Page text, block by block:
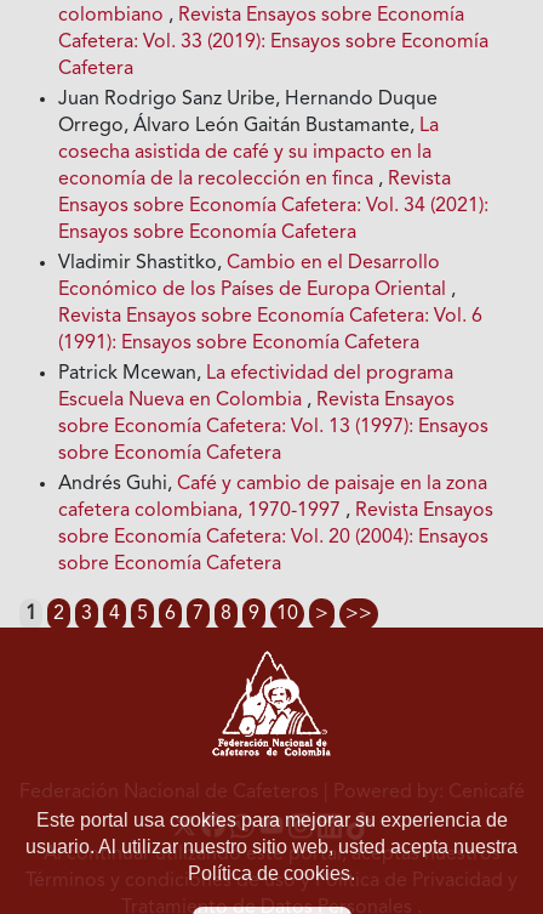
colombiano , Revista Ensayos sobre Economía
Cafetera: Vol. 33 (2019): Ensayos sobre Economía
Cafetera
Juan Rodrigo Sanz Uribe, Hernando Duque
Orrego, Álvaro León Gaitán Bustamante, La
cosecha asistida de café y su impacto en la
economía de la recolección en finca , Revista
Ensayos sobre Economía Cafetera: Vol. 34 (2021):
Ensayos sobre Economía Cafetera
Vladimir Shastitko,Cambio en el Desarrollo
Económico de los Países de Europa Oriental ,
Revista Ensayos sobre Economía Cafetera: Vol. 6
(1991): Ensayos sobre Economía Cafetera
Patrick Mcewan, La efectividad del programa
Escuela Nueva en Colombia , Revista Ensayos
sobre Economía Cafetera: Vol. 13 (1997): Ensayos
sobre Economía Cafetera
Andrés Guhi,Café y cambio de paisaje en la zona
cafetera colombiana, 1970-1997 , Revista Ensayos
sobre Economía Cafetera: Vol. 20 (2004): Ensayos
sobre Economía Cafetera
1 2 3 4 5 6 7 8 9 10 > >>
Este portal usa cookies para mejorar su experiencia de
usuario. Al utilizar nuestro sitio web, usted acepta nuestra
Política de cookies.
Federación Nacional de Cafeteros | Powered by: Cenicafé
Al continuar utilizando este portal, aceptas nuestros
Términos y condiciones de usoyPolítica de Privacidad y
Tratamiento de Datos Personales